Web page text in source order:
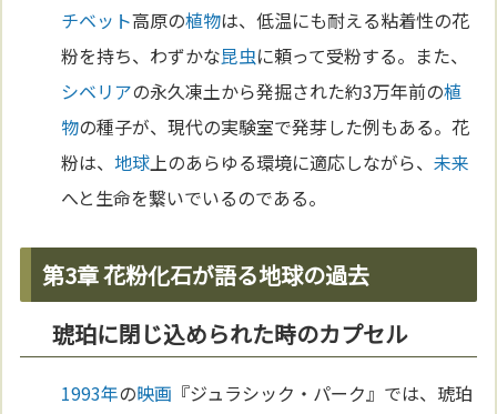
チベット高原の植物は、低温にも耐える粘着性の花
粉を持ち、わずかな昆虫に頼って受粉する。また、
シベリアの永久凍土から発掘された約3万年前の植
物の種子が、現代の実験室で発芽した例もある。花
粉は、地球上のあらゆる環境に適応しながら、未来
へと生命を繋いでいるのである。
第3章 花粉化石が語る地球の過去
琥珀に閉じ込められた時のカプセル
1993年の映画 『ジュラシック・パーク』では、琥珀